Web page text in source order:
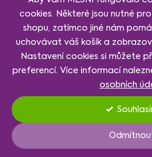
cookies. Některé jsou nutné
shopu, zatímco jiné nám
uchovávat váš košík a
Nastavení cookies si můžete
preferencí. Více informací
osobních
Nastavení
Nastavení cookies.